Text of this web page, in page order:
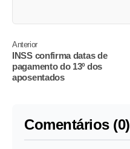
Anterior
INSS confirma datas de
pagamento do 13º dos
aposentados
Comentários (0)